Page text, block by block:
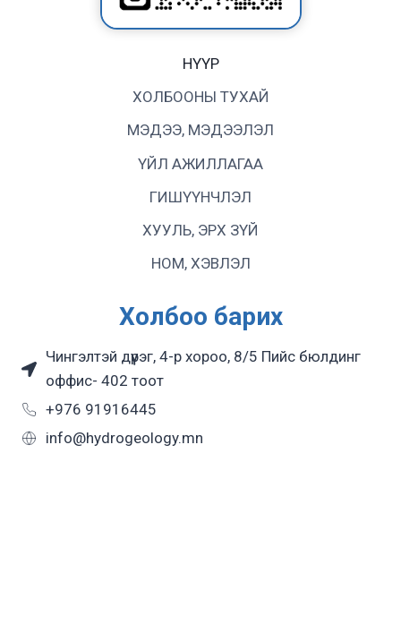
НҮҮР
ХОЛБООНЫ ТУХАЙ
МЭДЭЭ, МЭДЭЭЛЭЛ
ҮЙЛ АЖИЛЛАГАА
ГИШҮҮНЧЛЭЛ
ХУУЛЬ, ЭРХ ЗҮЙ
НОМ, ХЭВЛЭЛ
Холбоо барих
Чингэлтэй дүүрэг, 4-р хороо, 8/5 Пийс бюлдинг
оффис- 402 тоот
+976 91916445
info@hydrogeology.mn